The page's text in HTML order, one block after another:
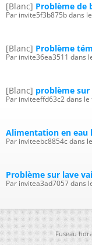
[Blanc] Problème de
Par invite5f3b875b dans
[Blanc] Problème
Par invite36ea3511 dans
[Blanc] problème sur
Par inviteeffd63c2 dans
Alimentation en eau
Par inviteebc8854c dans
Problème sur lave
Par invitea3ad7057 dans
Fuseau